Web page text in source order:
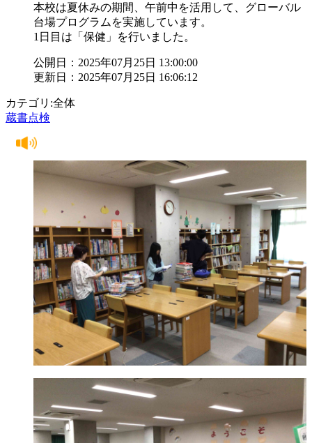
本校は夏休みの期間、午前中を活用して、グローバル
台場プログラムを実施しています。
1日目は「保健」を行いました。
公開日：2025年07月25日 13:00:00
更新日：2025年07月25日 16:06:12
カテゴリ:全体
蔵書点検